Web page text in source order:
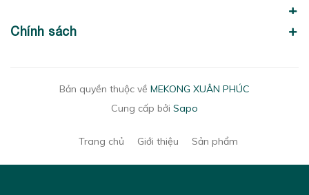
Chính sách
Bản quyền thuộc về MEKONG XUÂN PHÚC
Cung cấp bởi Sapo
Trang chủ Giới thiệu Sản phẩm